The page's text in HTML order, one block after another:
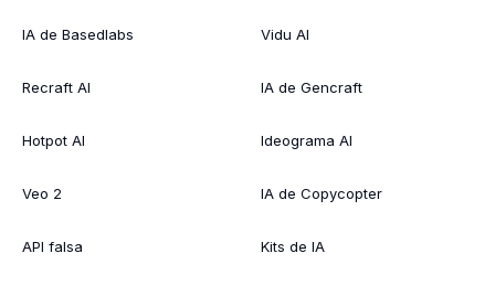
IA de Basedlabs
Recraft AI
Hotpot AI
Veo 2
API falsa
Vidu AI
IA de Gencraft
Ideograma AI
IA de Copycopter
Kits de IA